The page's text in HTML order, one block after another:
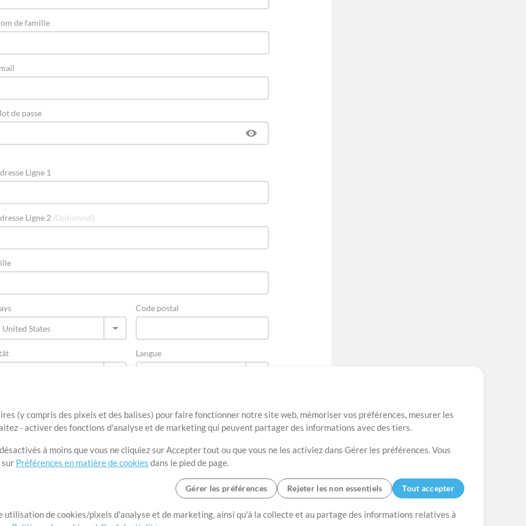
(y compris des pixels et des balises) pour faire fonctionner notre site web, mémoriser vos préférences, mesurer les
- activer des fonctions d'analyse et de marketing qui peuvent partager des informations avec des tiers.
à moins que vous ne cliquiez sur Accepter tout ou que vous ne les activiez dans Gérer les préférences. Vous
sur Préférences en matière de cookies dans le pied de page.
Gérer les préférences Rejeter les non essentiels Tout accepter
utilisation de cookies/pixels d'analyse et de marketing, ainsi qu'à la collecte et au partage des informations relatives à
de famille
de passe
Ligne 1
Ligne 2 (Optionnel)
Code postal
Langue
Conditions d’utilisation Confidentialité Préférences en matière de cookies
Contact